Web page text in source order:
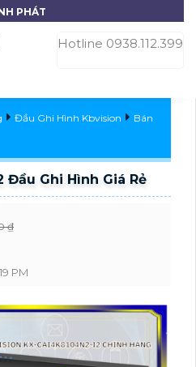
PHÁT
Hotline 0938.112.399
Đầu Ghi Hình Kbvision
Bán
Đầu Ghi Hình Giá Rẻ
₫
PM